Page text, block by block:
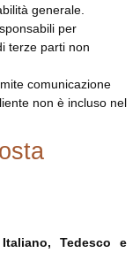
generale.
per
terze parti non
comunicazione
non è incluso nel
Italiano, Tedesco e